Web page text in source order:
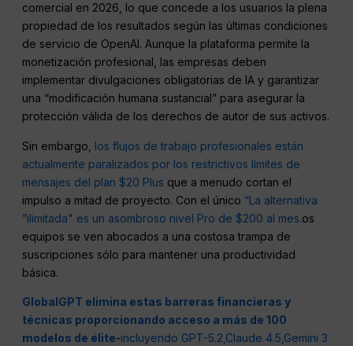
comercial en 2026, lo que concede a los usuarios la plena
propiedad de los resultados según las últimas condiciones
de servicio de OpenAI. Aunque la plataforma permite la
monetización profesional, las empresas deben
implementar divulgaciones obligatorias de IA y garantizar
una “modificación humana sustancial” para asegurar la
protección válida de los derechos de autor de sus activos.
Sin embargo, los flujos de trabajo profesionales están
actualmente paralizados por los restrictivos límites de
mensajes del plan $20 Plus que a menudo cortan el
impulso a mitad de proyecto. Con el único “La alternativa
”ilimitada" es un asombroso nivel Pro de $200 al mes.os
equipos se ven abocados a una costosa trampa de
suscripciones sólo para mantener una productividad
básica.
GlobalGPT elimina estas barreras financieras y
técnicas proporcionando acceso a más de 100
modelos de élite-incluyendo GPT-5.2, Claude 4.5, Gemini 3